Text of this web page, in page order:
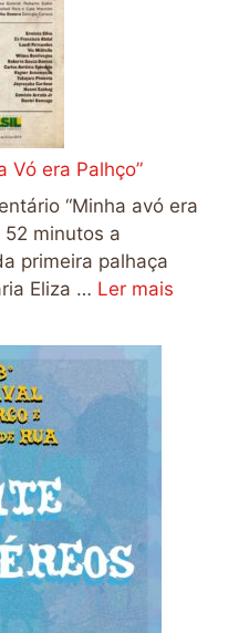
Vó era Palhço”
“Minha avó era
minutos a
primeira palhaça
Eliza … Ler mais